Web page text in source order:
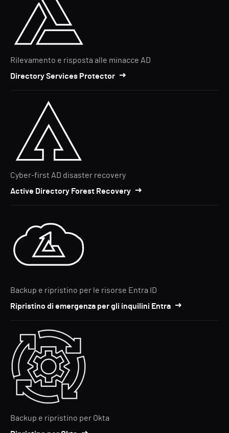
Rilevamento e risposta alle minacce AD
Directory Services Protector
Cyber-first AD disaster recovery
Active Directory Forest Recovery
Backup e ripristino per le risorse Entra ID
Ripristino di emergenza per gli inquilini Entra
Backup e ripristino per Okta